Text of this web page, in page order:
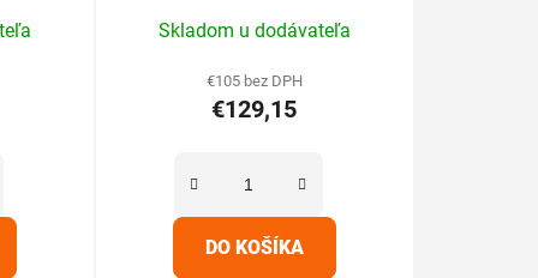
hodnotenie
produktu
je
hviezdičiek.
Skladom u dodávateľa
€105 bez DPH
€129,15
DO KOŠÍKA